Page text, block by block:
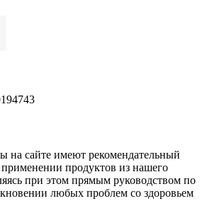
на сайте имеют рекомендательный
применении продуктов из нашего
при этом прямым руководством по
любых проблем со здоровьем